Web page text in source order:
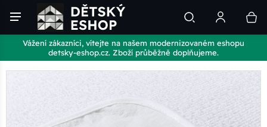
Vážení zákazníci, vítejte na našem modernizovaném eshopu
detsky-eshop.cz. Zboží průběžně doplňujeme.